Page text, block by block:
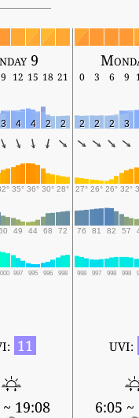
9
9 12 15 18 21 0 3 6 9
3 4 4 2 2 2 2 2 3
35° 36° 30° 28° 27° 26° 26° 32°
49 44 68 72 76 81 82 57
997 995 996 998 998 997 998 998
11
19:08
UVI:
6:05 ~